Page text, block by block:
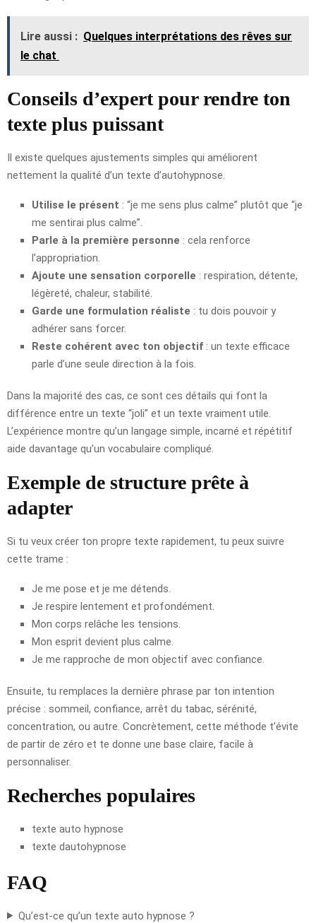
Lire aussi : Quelques interprétations des rêves sur
le chat
Conseils d’expert pour rendre ton
texte plus puissant
Il existe quelques ajustements simples qui améliorent
nettement la qualité d’un texte d’autohypnose.
Utilise le présent : “je me sens plus calme” plutôt que “je
me sentirai plus calme”.
Parle à la première personne : cela renforce
l’appropriation.
Ajoute une sensation corporelle : respiration, détente,
légèreté, chaleur, stabilité.
Garde une formulation réaliste : tu dois pouvoir y
adhérer sans forcer.
Reste cohérent avec ton objectif : un texte efficace
parle d’une seule direction à la fois.
Dans la majorité des cas, ce sont ces détails qui font la
différence entre un texte “joli” et un texte vraiment utile.
L’expérience montre qu’un langage simple, incarné et répétitif
aide davantage qu’un vocabulaire compliqué.
Exemple de structure prête à
adapter
Si tu veux créer ton propre texte rapidement, tu peux suivre
cette trame :
Je me pose et je me détends.
Je respire lentement et profondément.
Mon corps relâche les tensions.
Mon esprit devient plus calme.
Je me rapproche de mon objectif avec confiance.
Ensuite, tu remplaces la dernière phrase par ton intention
précise : sommeil, confiance, arrêt du tabac, sérénité,
concentration, ou autre. Concrètement, cette méthode t’évite
de partir de zéro et te donne une base claire, facile à
personnaliser.
Recherches populaires
texte auto hypnose
texte dautohypnose
FAQ
Qu’est-ce qu’un texte auto hypnose ?